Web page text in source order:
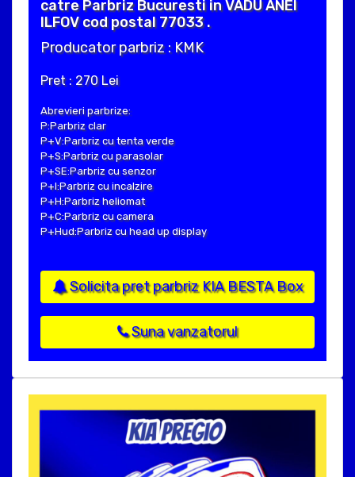
catre Parbriz Bucuresti in VADU ANEI
ILFOV cod postal 77033 .
Producator parbriz : KMK
Pret : 270 Lei
Abrevieri parbrize:
P:Parbriz clar
P+V:Parbriz cu tenta verde
P+S:Parbriz cu parasolar
P+SE:Parbriz cu senzor
P+I:Parbriz cu incalzire
P+H:Parbriz heliomat
P+C:Parbriz cu camera
P+Hud:Parbriz cu head up display
Solicita pret parbriz KIA BESTA Box
Suna vanzatorul